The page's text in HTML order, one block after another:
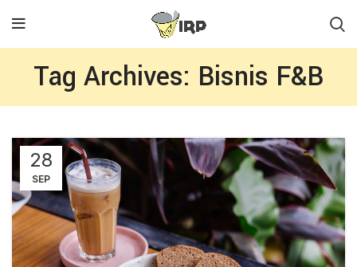
Tag Archives: Bisnis F&B
28
SEP